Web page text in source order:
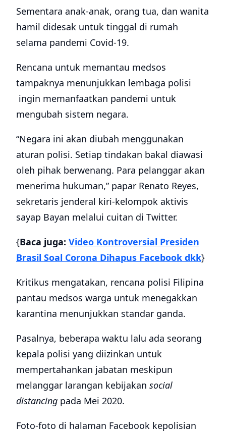
Sementara anak-anak, orang tua, dan wanita
hamil didesak untuk tinggal di rumah
selama pandemi Covid-19.
Rencana untuk memantau medsos
tampaknya menunjukkan lembaga polisi
ingin memanfaatkan pandemi untuk
mengubah sistem negara.
“Negara ini akan diubah menggunakan
aturan polisi. Setiap tindakan bakal diawasi
oleh pihak berwenang. Para pelanggar akan
menerima hukuman,” papar Renato Reyes,
sekretaris jenderal kiri-kelompok aktivis
sayap Bayan melalui cuitan di Twitter.
{Baca juga: Video Kontroversial Presiden
Brasil Soal Corona Dihapus Facebook dkk}
Kritikus mengatakan, rencana polisi Filipina
pantau medsos warga untuk menegakkan
karantina menunjukkan standar ganda.
Pasalnya, beberapa waktu lalu ada seorang
kepala polisi yang diizinkan untuk
mempertahankan jabatan meskipun
melanggar larangan kebijakan social
distancing pada Mei 2020.
Foto-foto di halaman Facebook kepolisian